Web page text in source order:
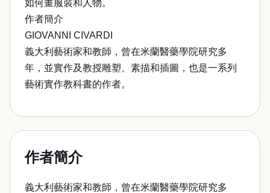
如何畫服裝和人物。
作者簡介
GIOVANNI CIVARDI
義大利藝術家和教師，曾在米蘭醫藥學院研究多
年，並實作及教授雕塑、素描和插圖，也是一系列
藝術實作教科書的作者。
作者簡介
義大利藝術家和教師，曾在米蘭醫藥學院研究多